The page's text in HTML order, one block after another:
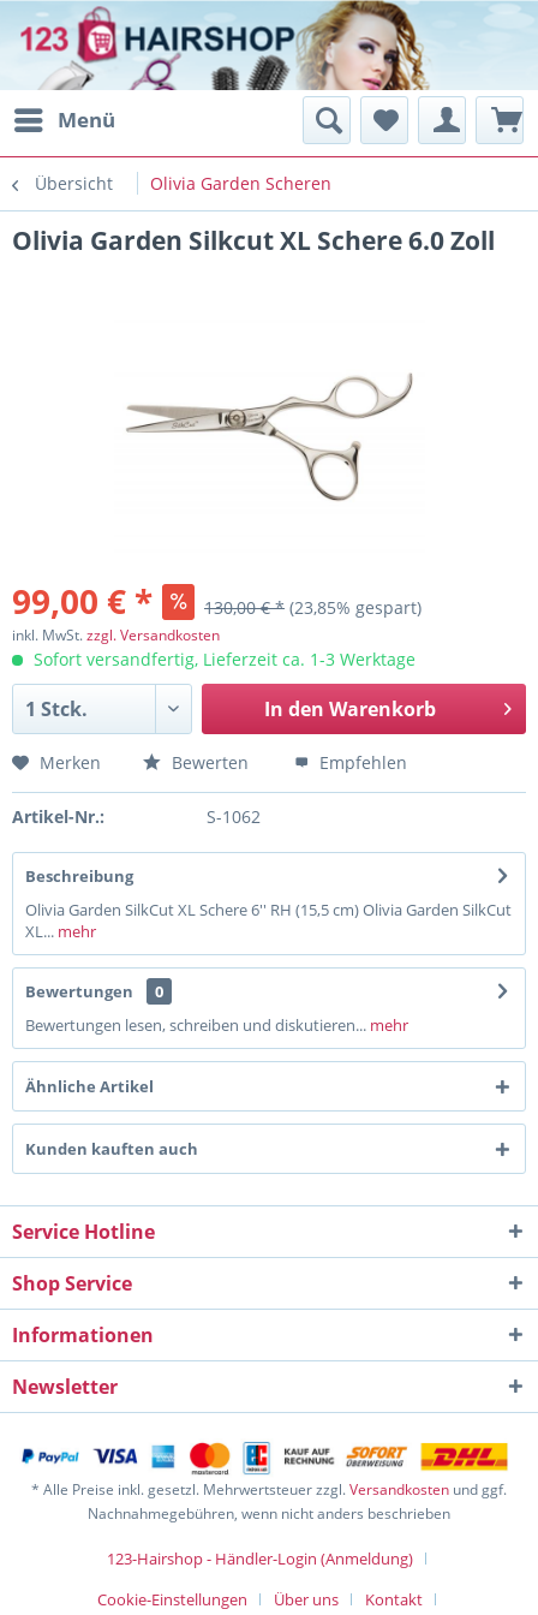
Menü
Übersicht Olivia Garden Scheren
Olivia Garden Silkcut XL Schere 6.0 Zoll
99,00 € * 130,00 € * (23,85% gespart)
inkl. MwSt.zzgl. Versandkosten
Sofort versandfertig, Lieferzeit ca. 1-3 Werktage
In den Warenkorb
Merken Bewerten Empfehlen
Artikel-Nr.: S-1062
Beschreibung
Olivia Garden SilkCut XL Schere 6'' RH (15,5 cm) Olivia Garden SilkCut
XL... mehr
Bewertungen
0
Bewertungen lesen, schreiben und diskutieren... mehr
Ähnliche Artikel
Kunden kauften auch
Service Hotline
Shop Service
Informationen
Newsletter
* Alle Preise inkl. gesetzl. Mehrwertsteuer zzgl.Versandkosten und ggf.
Nachnahmegebühren, wenn nicht anders beschrieben
123-Hairshop - Händler-Login (Anmeldung)
Cookie-Einstellungen
Über uns Kontakt